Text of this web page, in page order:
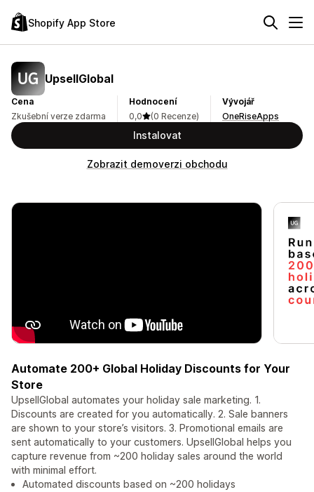
Shopify App Store
UpsellGlobal
Cena
Zkušební verze zdarma
Hodnocení
0,0
(0 Recenze)
Vývojář
OneRiseApps
Instalovat
Zobrazit demoverzi obchodu
Automate 200+ Global Holiday Discounts for Your
Store
UpsellGlobal automates your holiday sale marketing. 1.
Discounts are created for you automatically. 2. Sale banners
are shown to your store’s visitors. 3. Promotional emails are
sent automatically to your customers. UpsellGlobal helps you
capture revenue from ~200 holiday sales around the world
with minimal effort.
Automated discounts based on ~200 holidays